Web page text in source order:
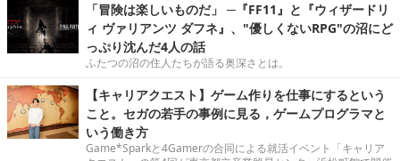
「冒険は楽しいものだ」 ─『FF11』と『ウィザードリ
ィ ヴァリアンツ ダフネ』、"優しくないRPG"の沼にど
っぷり沈んだ4人の話
ふたつの沼の住人たちが語る奥深さとは。
【キャリアクエスト】ゲーム作りを仕事にするという
こと。セガの若手の事例に見る，ゲームプログラマと
いう働き方
Game*Sparkと4Gamerの合同による就活イベント「キャリア